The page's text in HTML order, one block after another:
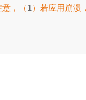
意，（1 ） 若应用崩溃，